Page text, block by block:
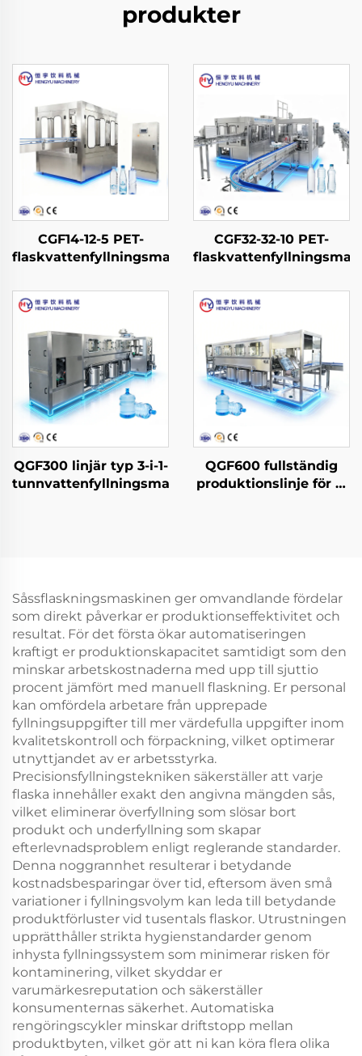
produkter
CGF14-12-5 PET-
flaskvattenfyllningsmaskin
CGF32-32-10 PET-
QGF300 linjär typ 3-i-1-
tunnvattenfyllningsmaskin
QGF600 fullständig
produktionslinje för 3-
Såssflaskningsmaskinen ger omvandlande fördelar
som direkt påverkar er produktionseffektivitet och
resultat. För det första ökar automatiseringen
kraftigt er produktionskapacitet samtidigt som den
minskar arbetskostnaderna med upp till sjuttio
procent jämfört med manuell flaskning. Er personal
kan omfördela arbetare från upprepade
fyllningsuppgifter till mer värdefulla uppgifter inom
kvalitetskontroll och förpackning, vilket optimerar
utnyttjandet av er arbetsstyrka.
Precisionsfyllningstekniken säkerställer att varje
flaska innehåller exakt den angivna mängden sås,
vilket eliminerar överfyllning som slösar bort
produkt och underfyllning som skapar
efterlevnadsproblem enligt reglerande standarder.
Denna noggrannhet resulterar i betydande
kostnadsbesparingar över tid, eftersom även små
variationer i fyllningsvolym kan leda till betydande
produktförluster vid tusentals flaskor. Utrustningen
upprätthåller strikta hygienstandarder genom
inhysta fyllningssystem som minimerar risken för
kontaminering, vilket skyddar er
varumärkesreputation och säkerställer
konsumenternas säkerhet. Automatiska
rengöringscykler minskar driftstopp mellan
produktbyten, vilket gör att ni kan köra flera olika